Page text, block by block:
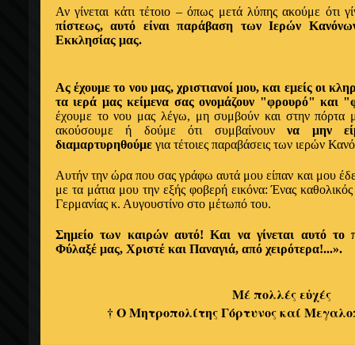
Ανγίνεται κάτι τέτοιο –όπως μετά λύπηςακούμε ότι
πίστεως,αυτό είναι παράβαση τωνΙερών
Εκκλησίας μας.
Ας έχουμετο νου μας, χριστιανοίμου, και εμείς οι
ταιερά μας κείμενα σαςονομάζουν "φρουρό" και
έχουμε το νου μας λέγω, μη συμβούν και στην πόρτα
ακούσουμε ή δούμεότι συμβαίνουννα μην
διαμαρτυρηθούμε για τέτοιες παραβάσεις των ιερών
Αυτήν τηνώραπουσαςγράφω αυτά μου είπαν και μου
με τα μάτια μου την εξής φοβερή εικόνα:Ένας
Γερμανίας κ. Αυγουστίνο στο μέτωπό του.
Σημείο των καιρών αυτό! Και να γίνεται αυτό το
Φύλαξέ μας, Χριστέ και Παναγιά, από χειρότερα!...».
Μέ πολλές εὐχές
† Ο Μητροπολίτης Γόρτυνος καί